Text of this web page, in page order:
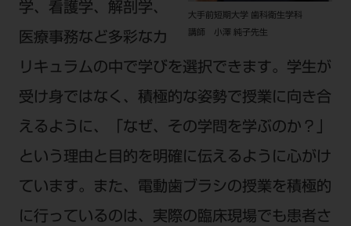
大手前短期大学 歯科衛生学科
講師 小澤 純子先生
学、看護学、解剖学、
医療事務など多彩なカ
リキュラムの中で学びを選択できます。学生が
受け身ではなく、積極的な姿勢で授業に向き合
えるように、「なぜ、その学問を学ぶのか？」
という理由と目的を明確に伝えるように心がけ
ています。また、電動歯ブラシの授業を積極的
に行っているのは、実際の臨床現場でも患者さ